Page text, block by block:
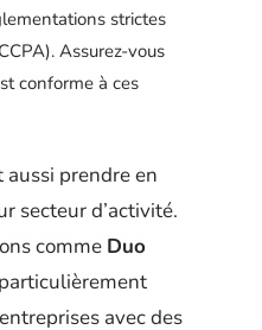
strictes
Assurez-vous
conforme à ces
prendre en
secteur d’activité.
comme Duo
avec des